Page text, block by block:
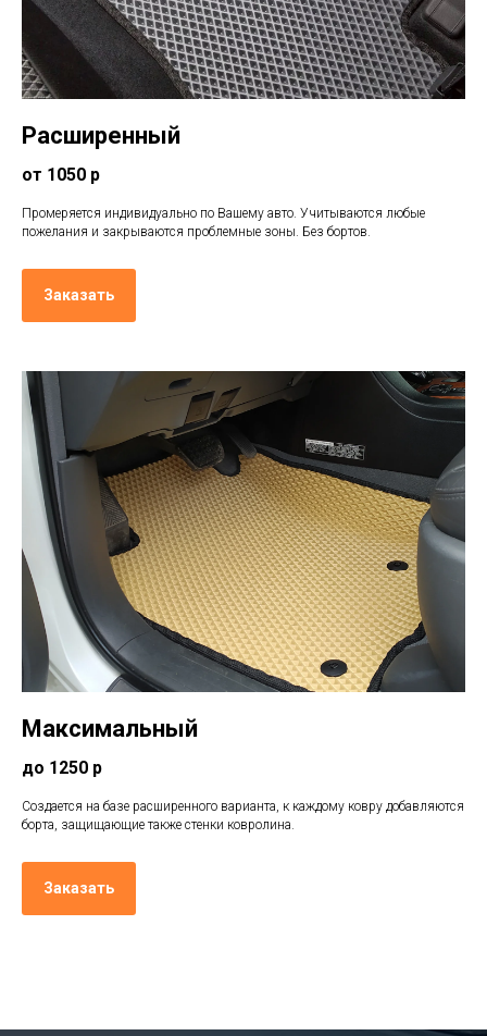
Расширенный
от 1050 р
Промеряется индивидуально по Вашему авто. Учитываются любые
пожелания и закрываются проблемные зоны. Без бортов.
Заказать
Максимальный
до 1250 р
Создается на базе расширенного варианта, к каждому ковру добавляются
борта, защищающие также стенки ковролина.
Заказать